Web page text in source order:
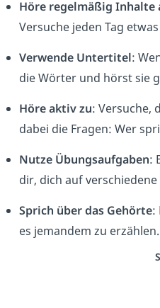
Höre regelmäßig Inhalte
Versuche jeden Tag
Verwende Untertitel:
die Wörter und hörst sie
Höre aktiv zu: Versuche,
dabei die Fragen: Wer
Nutze Übungsaufgaben:
dir, dich auf
Sprich über das Gehörte:
es jemandem zu